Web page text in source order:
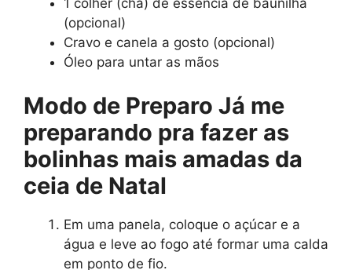
1 colher (chá) de essência de baunilha
(opcional)
Cravo e canela a gosto (opcional)
Óleo para untar as mãos
Modo de Preparo Já me
preparando pra fazer as
bolinhas mais amadas da
ceia de Natal
Em uma panela, coloque o açúcar e a
água e leve ao fogo até formar uma calda
em ponto de fio.